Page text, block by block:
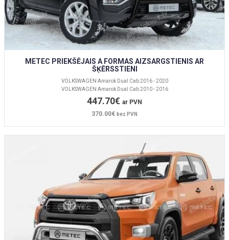
METEC PRIEKŠĒJAIS A FORMAS AIZSARGSTIENIS AR
ŠĶĒRSSTIENI
VOLKSWAGEN Amarok Dual Cab 2016 - 2020
VOLKSWAGEN Amarok Dual Cab 2010 - 2016
447.70€ ar PVN
370.00€ bez PVN